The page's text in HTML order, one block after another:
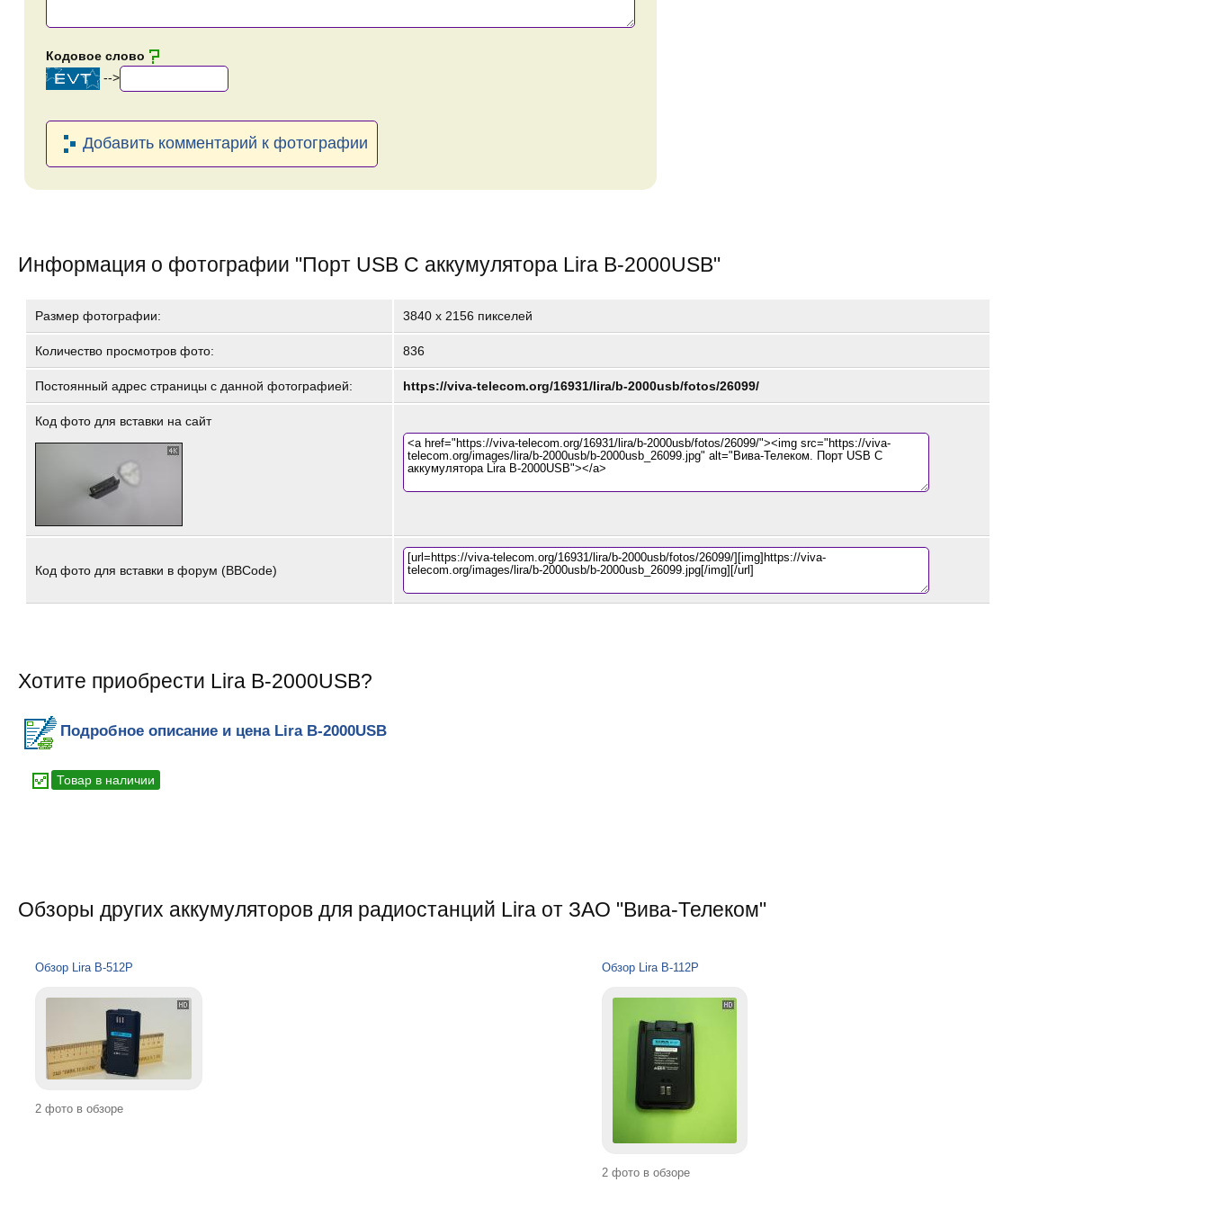
Кодовое слово
-->
Добавить комментарий к фотографии
Информация о фотографии "Порт USB C аккумулятора Lira B-2000USB"
Размер фотографии: 3840x 2156 пикселей
Количество просмотров фото: 836
Постоянный адрес страницы с данной фотографией: https://viva-telecom.org/16931/lira/b-2000usb/fotos/26099/
Код фото для вставки на сайт
Код фото для вставки в форум (BBCode)
Хотите приобрести Lira B-2000USB?
Подробное описание и цена Lira B-2000USB
Товар в наличии
Обзоры других аккумуляторов для радиостанций Lira от ЗАО "Вива-Телеком"
Обзор Lira B-512P
2 фото в обзоре
Обзор Lira B-112P
2 фото в обзоре